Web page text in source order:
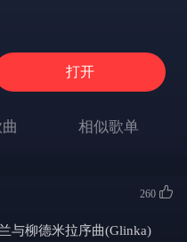
打开
相似歌单
260
与柳德米拉序曲(Glinka)